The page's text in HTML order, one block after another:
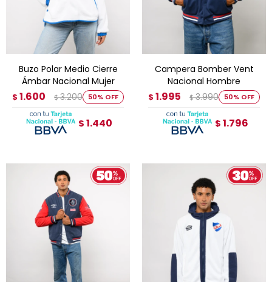
Buzo Polar Medio Cierre
Ámbar Nacional Mujer
$ 1.600 $ 3.200 50
$ 1.440
Campera Bomber Vent
Nacional Hombre
$ 1.995 $ 3.990 50
$ 1.796